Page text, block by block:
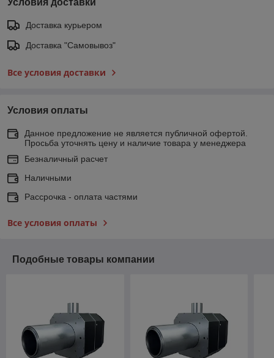
Доставка курьером
Доставка "Самовывоз"
Все условия доставки
Условия оплаты
Данное предложение не является публичной офертой.
Просьба уточнять цену и наличие товара у менеджера
Безналичный расчет
Наличными
Рассрочка - оплата частями
Все условия оплаты
Подобные товары компании